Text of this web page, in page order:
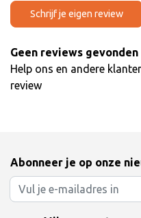
Schrijf je eigen review
Geen reviews gevonden
Help ons en andere
review
Abonneer je op onze